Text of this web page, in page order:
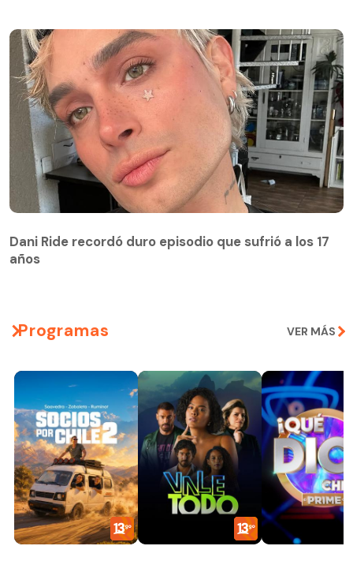
Dani Ride recordó duro episodio que sufrió a los 17
años
Programas VER MÁS